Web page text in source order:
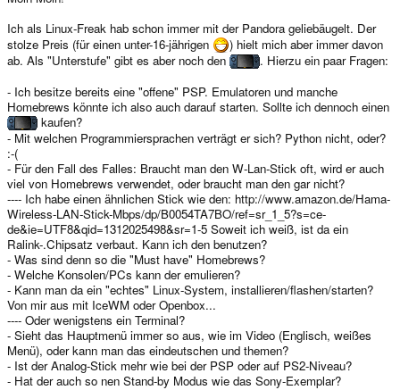
Ich als Linux-Freak hab schon immer mit der Pandora geliebäugelt. Der
stolze Preis (für einen unter-16-jährigen
) hielt mich aber immer davon
ab. Als "Unterstufe" gibt es aber noch den
. Hierzu ein paar Fragen:
- Ich besitze bereits eine "offene" PSP. Emulatoren und manche
Homebrews könnte ich also auch darauf starten. Sollte ich dennoch einen
kaufen?
- Mit welchen Programmiersprachen verträgt er sich? Python nicht, oder?
:-(
- Für den Fall des Falles: Braucht man den W-Lan-Stick oft, wird er auch
viel von Homebrews verwendet, oder braucht man den gar nicht?
---- Ich habe einen ähnlichen Stick wie den: http://www.amazon.de/Hama-
Wireless-LAN-Stick-Mbps/dp/B0054TA7BO/ref=sr_1_5?s=ce-
de&ie=UTF8&qid=1312025498&sr=1-5 Soweit ich weiß, ist da ein
Ralink-.Chipsatz verbaut. Kann ich den benutzen?
- Was sind denn so die "Must have" Homebrews?
- Welche Konsolen/PCs kann der emulieren?
- Kann man da ein "echtes" Linux-System, installieren/flashen/starten?
Von mir aus mit IceWM oder Openbox...
---- Oder wenigstens ein Terminal?
- Sieht das Hauptmenü immer so aus, wie im Video (Englisch, weißes
Menü), oder kann man das eindeutschen und themen?
- Ist der Analog-Stick mehr wie bei der PSP oder auf PS2-Niveau?
- Hat der auch so nen Stand-by Modus wie das Sony-Exemplar?